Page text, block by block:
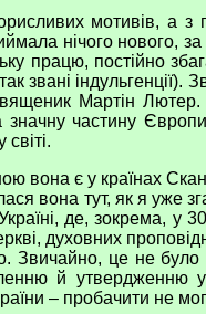
мотивів, а з
нічого нового, за
працю, постійно
звані індульгенції).
Мартін
частину Європи
вона є у країнах
вона тут, як я уже
де, зокрема, у
духовних
Звичайно, це не було
й утвердженню
– пробачити не